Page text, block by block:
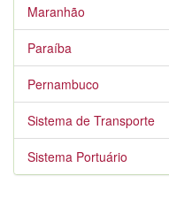
Maranhão
Paraíba
Pernambuco
Sistema de Transporte
Sistema Portuário